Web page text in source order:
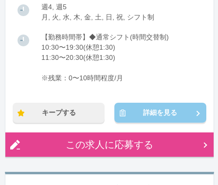
週4, 週5
月, 火, 水, 木, 金, 土, 日, 祝, シフト制
【勤務時間帯】◆通常シフト(時間交替制)
10:30〜19:30(休憩1:30)
11:30〜20:30(休憩1:30)
※残業：0〜10時間程度/月
キープする 詳細を見る
この求人に応募する